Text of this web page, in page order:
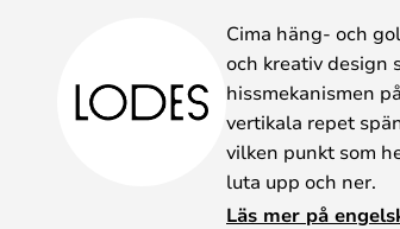
Cima häng- och
och kreativ design
hissmekanismen
vertikala repet
vilken punkt som
luta upp och ner.
Den smarta
Läs mer på